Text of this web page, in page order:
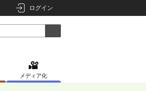
ログイン
メディア化